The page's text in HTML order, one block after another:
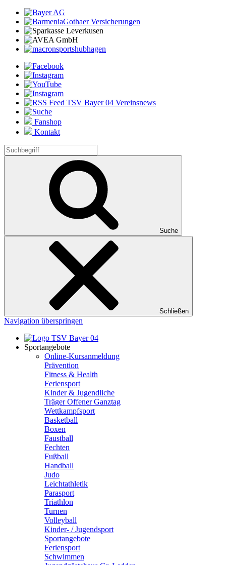
Fanshop
Kontakt
Suche
Schließen
Navigation überspringen
Sportangebote
Online-Kursanmeldung
Prävention
Fitness & Health
Feriensport
Kinder & Jugendliche
Träger Offener Ganztag
Wettkampfsport
Basketball
Boxen
Faustball
Fechten
Fußball
Handball
Judo
Leichtathletik
Parasport
Triathlon
Turnen
Volleyball
Kinder- / Jugendsport
Sportangebote
Feriensport
Schwimmen